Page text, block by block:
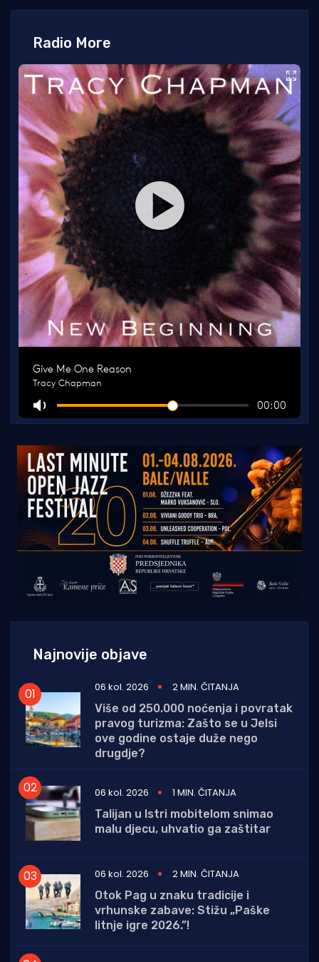
Radio More
Najnovije objave
06 kol. 2026
2 MIN. ČITANJA
Više od 250.000 noćenja i povratak
pravog turizma: Zašto se u Jelsi
ove godine ostaje duže nego
drugdje?
06 kol. 2026
1 MIN. ČITANJA
Talijan u Istri mobitelom snimao
malu djecu, uhvatio ga zaštitar
06 kol. 2026
2 MIN. ČITANJA
Otok Pag u znaku tradicije i
vrhunske zabave: Stižu „Paške
litnje igre 2026.”!